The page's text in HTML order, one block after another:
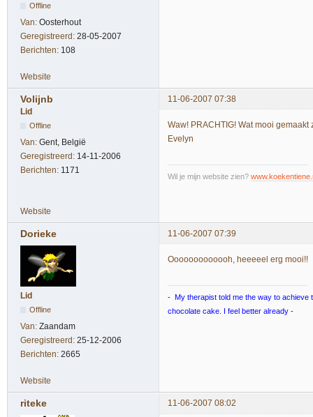
Offline
Van: Oosterhout
Geregistreerd: 28-05-2007
Berichten: 108
Website
Volijnb
11-06-2007 07:38
Lid
Offline
Van: Gent, België
Geregistreerd: 14-11-2006
Berichten: 1171
Waw! PRACHTIG! Wat mooi
Evelyn
Wil je mijn website zien?
Website
Dorieke 11-06-2007 07:39
Lid
Offline
Van: Zaandam
Geregistreerd: 25-12-2006
Berichten: 2665
Ooooooooooooh, heeeeel erg mooi!!
- My therapist told me the way to achieve
chocolate cake. I feel better already -
Website
riteke 11-06-2007 08:02